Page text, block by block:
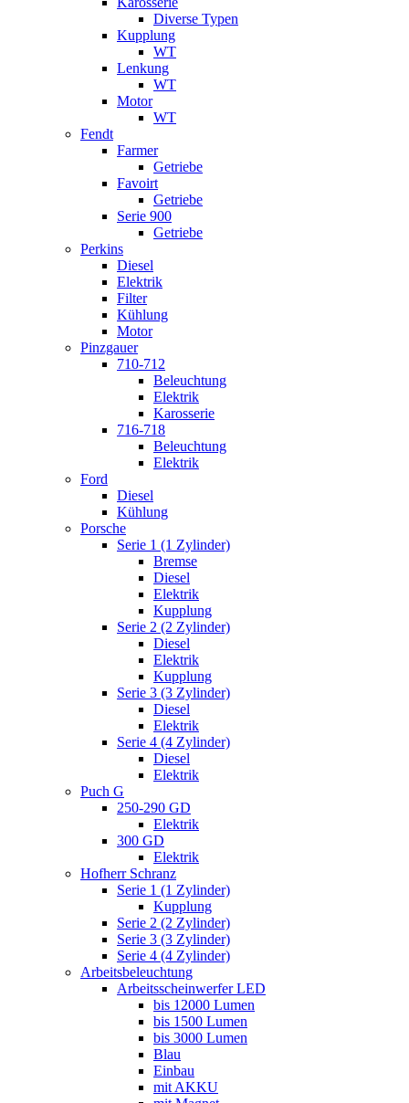
Diverse Typen
Kupplung
WT
Lenkung
WT
Motor
WT
Fendt
Farmer
Getriebe
Favoirt
Getriebe
Serie 900
Getriebe
Perkins
Diesel
Elektrik
Filter
Kühlung
Motor
Pinzgauer
710-712
Beleuchtung
Elektrik
Karosserie
716-718
Beleuchtung
Elektrik
Ford
Diesel
Kühlung
Porsche
Serie 1 (1 Zylinder)
Bremse
Diesel
Elektrik
Kupplung
Serie 2 (2 Zylinder)
Diesel
Elektrik
Kupplung
Serie 3 (3 Zylinder)
Diesel
Elektrik
Serie 4 (4 Zylinder)
Diesel
Elektrik
Puch G
250-290 GD
Elektrik
300 GD
Elektrik
Hofherr Schranz
Serie 1 (1 Zylinder)
Kupplung
Serie 2 (2 Zylinder)
Serie 3 (3 Zylinder)
Serie 4 (4 Zylinder)
Arbeitsbeleuchtung
Arbeitsscheinwerfer LED
bis 12000 Lumen
bis 1500 Lumen
bis 3000 Lumen
Blau
Einbau
mit AKKU